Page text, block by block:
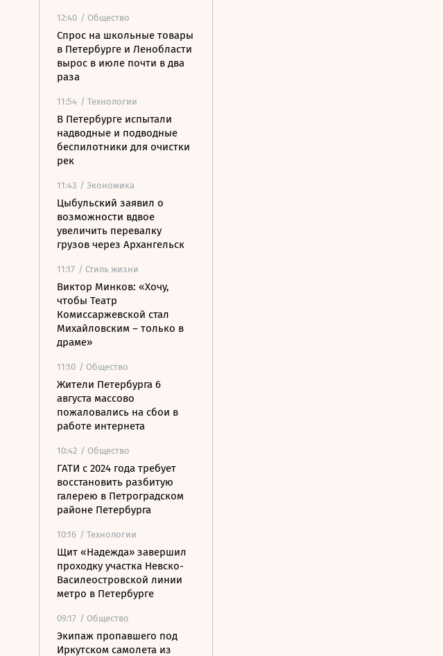
12:40 / Общество
Спрос на школьные товары
в Петербурге и Ленобласти
вырос в июле почти в два
раза
11:54 / Технологии
В Петербурге испытали
надводные и подводные
беспилотники для очистки
рек
11:43 / Экономика
Цыбульский заявил о
возможности вдвое
увеличить перевалку
грузов через Архангельск
11:17 / Стиль жизни
Виктор Минков: «Хочу,
чтобы Театр
Комиссаржевской стал
Михайловским – только в
драме»
11:10 / Общество
Жители Петербурга 6
августа массово
пожаловались на сбои в
работе интернета
10:42 / Общество
ГАТИ с 2024 года требует
восстановить разбитую
галерею в Петроградском
районе Петербурга
10:16 / Технологии
Щит «Надежда» завершил
проходку участка Невско-
Василеостровской линии
метро в Петербурге
09:17 / Общество
Экипаж пропавшего под
Иркутском самолета из